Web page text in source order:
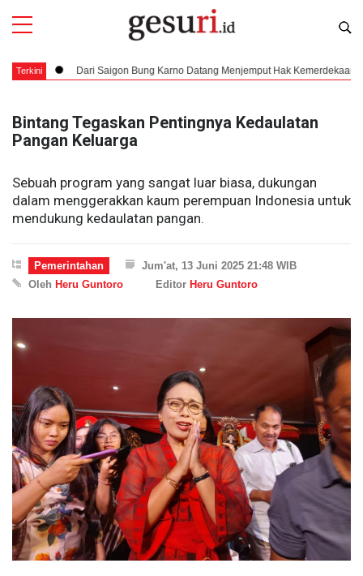
Terkini
Dari Saigon Bung Karno Datang Menjemput Hak Kemerdekaan yang Utuh
Bintang Tegaskan Pentingnya Kedaulatan
Pangan Keluarga
Sebuah program yang sangat luar biasa, dukungan
dalam menggerakkan kaum perempuan Indonesia untuk
mendukung kedaulatan pangan.
Pemerintahan
Jum'at, 13 Juni 2025 21:48 WIB
Oleh Heru Guntoro Editor Heru Guntoro